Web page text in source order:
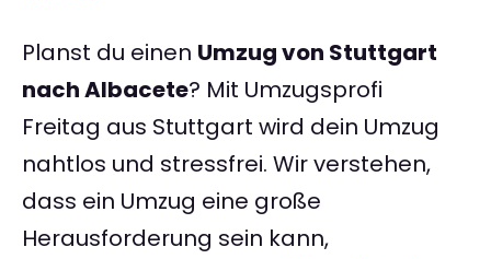
Planst du einen Umzug von Stuttgart
nach Albacete? Mit Umzugsprofi
Freitag aus Stuttgart wird dein Umzug
nahtlos und stressfrei. Wir verstehen,
dass ein Umzug eine große
Herausforderung sein kann,